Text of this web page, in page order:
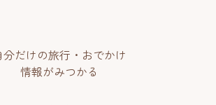
分だけの旅行・おでかけ
情報がみつかる